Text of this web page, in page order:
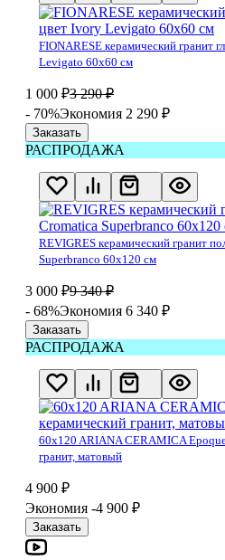
FIONARESE керамический гранит
Levigato 60х60 см
1 000 ₽3 290 ₽
- 70%Экономия 2 290 ₽
Заказать
РАСПРОДАЖА
REVIGRES керамический гранит
Superbranco 60х120 см
3 000 ₽9 340 ₽
- 68%Экономия 6 340 ₽
Заказать
РАСПРОДАЖА
60x120 ARIANA CERAMICA
гранит, матовый
4 900 ₽
Экономия -4 900 ₽
Заказать